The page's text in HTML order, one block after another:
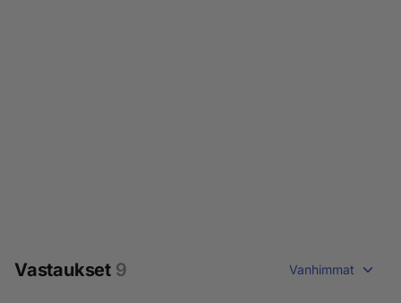
Vastaukset 9 Vanhimmat